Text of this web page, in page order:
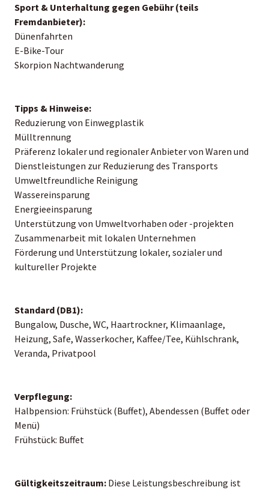
Sport & Unterhaltung gegen Gebühr (teils
Fremdanbieter):
Dünenfahrten
E-Bike-Tour
Skorpion Nachtwanderung
Tipps & Hinweise:
Reduzierung von Einwegplastik
Mülltrennung
Präferenz lokaler und regionaler Anbieter von Waren und
Dienstleistungen zur Reduzierung des Transports
Umweltfreundliche Reinigung
Wassereinsparung
Energieeinsparung
Unterstützung von Umweltvorhaben oder -projekten
Zusammenarbeit mit lokalen Unternehmen
Förderung und Unterstützung lokaler, sozialer und
kultureller Projekte
Standard (DB1):
Bungalow, Dusche, WC, Haartrockner, Klimaanlage,
Heizung, Safe, Wasserkocher, Kaffee/Tee, Kühlschrank,
Veranda, Privatpool
Verpflegung:
Halbpension: Frühstück (Buffet), Abendessen (Buffet oder
Menü)
Frühstück: Buffet
Gültigkeitszeitraum: Diese Leistungsbeschreibung ist